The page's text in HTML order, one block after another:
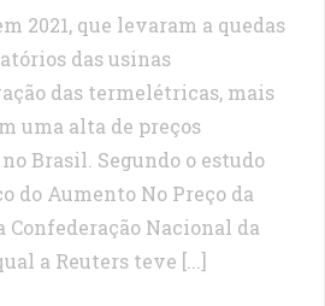
2021, que levaram a quedas
das usinas
das termelétricas, mais
uma alta de preços
Brasil. Segundo o estudo
do Aumento No Preço da
Confederação Nacional da
a Reuters teve [...]